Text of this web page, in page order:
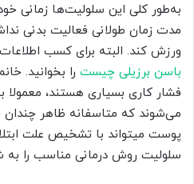
به‌طور کلی این سلولیت‌ها زمانی
مدت زمان طولانی فعالیت بدنی
ورزش کند. البته برای کسب اطلاعات
باسن برزیلی چیست را بخوانید.
فشار کاری بسیاری هستند، معمولا
می‌شوند که متاسفانه ظاهر چندان
پوست میتواند با تشخیص علت
سلولیت روش درمانی مناسب را به